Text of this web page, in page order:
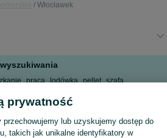
Włocławek
praca lodówka pellet szafa
prywatność
lub uzyskujemy dostęp do
takich jak unikalne identyfikatory w